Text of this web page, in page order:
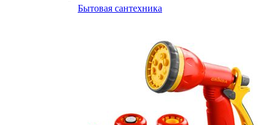
Бытовая сантехника